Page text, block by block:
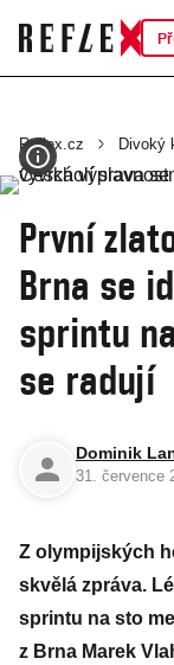
Reflex.cz Divoký
První
Brna se
sprintu
se radují
Dominik
31. července
Z olympijských
skvělá zpráva.
sprintu na sto
z Brna Marek